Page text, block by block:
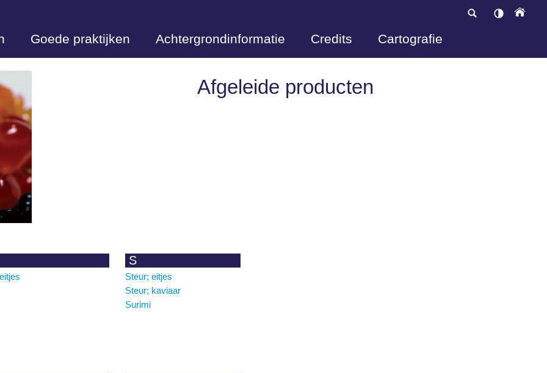
Goede praktijken Achtergrondinformatie Credits Cartografie
Afgeleide producten
S
Steur; eitjes
Steur; kaviaar
Surimi